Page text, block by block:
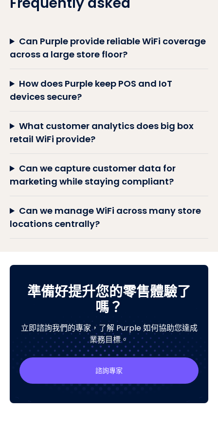
Can Purple provide reliable WiFi coverage
across a large store floor?
How does Purple keep POS and IoT
devices secure?
What customer analytics does big box
retail WiFi provide?
Can we capture customer data for
marketing while staying compliant?
Can we manage WiFi across many store
locations centrally?
準備好提升您的零售體驗了
嗎？
立即諮詢我們的專家，了解 Purple 如何協助您達成
業務目標。
諮詢專家